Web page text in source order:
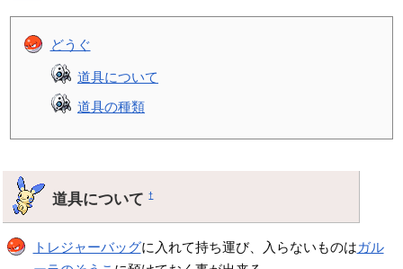
どうぐ
道具について
道具の種類
道具について†
トレジャーバッグに入れて持ち運び、入らないものはガル